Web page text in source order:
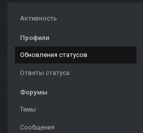
Активность
Профили
Обновления статусов
Ответы статуса
Форумы
Темы
Сообщения